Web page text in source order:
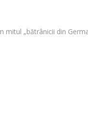
„bătrânicii din